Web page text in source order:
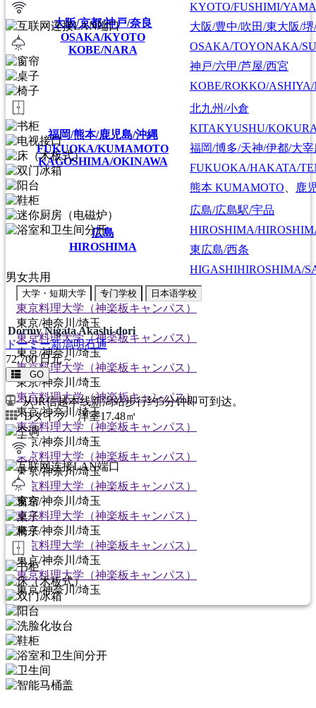
大阪/京都/神戸/奈良
OSAKA/KYOTO
KOBE/NARA
KYOTO/FUSHIMI/
大阪/豊中/吹田/東大阪/
OSAKA/TOYONAKA/
神戸/六甲/芦屋/西宮
KOBE/ROKKO/
福岡/熊本/鹿児島/沖縄
FUKUOKA/KUMAMOTO
KAGOSHIMA/OKINAWA
北九州/小倉
KITAKYUSHU/
福岡/博多/天神/伊都/大宰
FUKUOKA/HAKATA/
熊本 KUMAMOTO 鹿
広島
HIROSHIMA
広島/広島駅/宇品
HIROSHIMA/
東広島/西条
HIGASHIHIROSHIMA/
大学・短期大学 专门学校 日本语学校
東京料理大学（神楽板キャンパス）
東京/神奈川/埼玉
東京料理大学（神楽板キャンパス）
東京/神奈川/埼玉
東京料理大学（神楽板キャンパス）
東京/神奈川/埼玉
東京料理大学（神楽板キャンパス）
東京/神奈川/埼玉
東京料理大学（神楽板キャンパス）
東京/神奈川/埼玉
東京料理大学（神楽板キャンパス）
東京/神奈川/埼玉
東京料理大学（神楽板キャンパス）
東京/神奈川/埼玉
東京料理大学（神楽板キャンパス）
東京/神奈川/埼玉
東京料理大学（神楽板キャンパス）
東京/神奈川/埼玉
東京料理大学（神楽板キャンパス）
東京/神奈川/埼玉
男女共用
Dormy Nigata Akashi-dori
ドーミー新潟明石通
72,700日元～
GO
从JR信越本线新潟站步行约5分钟即可到达。
Dタイプ 洋室17.48㎡